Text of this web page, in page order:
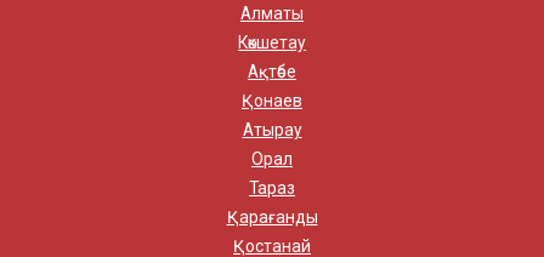
Алматы
Көкшетау
Ақтөбе
Қонаев
Атырау
Орал
Тараз
Қарағанды
Қостанай